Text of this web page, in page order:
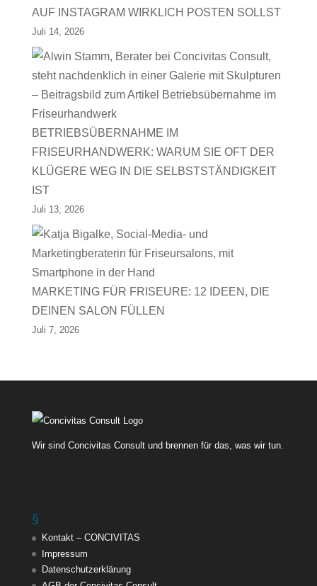
AUF INSTAGRAM WIRKLICH POSTEN SOLLST
Juli 14, 2026
BETRIEBSÜBERNAHME IM
FRISEURHANDWERK: WARUM SIE OFT DER
KLÜGERE WEG IN DIE SELBSTSTÄNDIGKEIT
IST
Juli 13, 2026
MARKETING FÜR FRISEURE: 12 IDEEN, DIE
DEINEN SALON FÜLLEN
Juli 7, 2026
Wir sind Concivitas Consult und brennen für das, was wir tun.
§
Kontakt – CONCIVITAS
Impressum
Datenschutzerklärung